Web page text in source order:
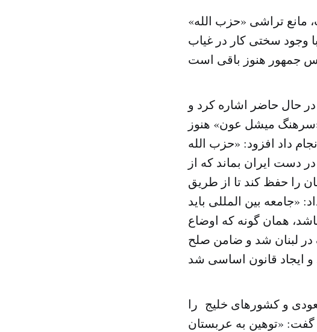
مانع تراشی «حزب الله»
وجود سختی کار در غیاب
حال حاضر اشاره کرد و
میشل عون» هنوز
داد افزود: «حزب الله
دست ایران بماند که از
را حفظ کند تا از طریق
«جامعه بین المللی باید
همان گونه که اوضاع
در لبنان شد و ضامن صلح
و کشورهای خلیج را
گفت: «توهین به عربستان